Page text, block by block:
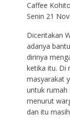
Caffee
Senin 21
Diceritakan
adanya
dirinya
ketika itu. Di
masyarakat
untuk rumah
menurut
dan itu